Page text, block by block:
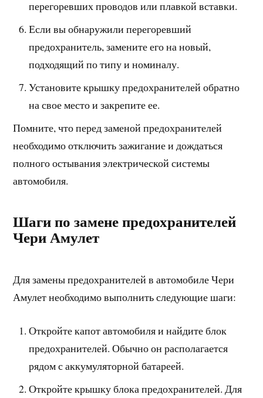
перегоревших проводов или плавкой вставки.
Если вы обнаружили перегоревший
предохранитель, замените его на новый,
подходящий по типу и номиналу.
Установите крышку предохранителей обратно
на свое место и закрепите ее.
Помните, что перед заменой предохранителей
необходимо отключить зажигание и дождаться
полного остывания электрической системы
автомобиля.
Шаги по замене предохранителей
Чери Амулет
Для замены предохранителей в автомобиле Чери
Амулет необходимо выполнить следующие шаги:
Откройте капот автомобиля и найдите блок
предохранителей. Обычно он располагается
рядом с аккумуляторной батареей.
Откройте крышку блока предохранителей. Для